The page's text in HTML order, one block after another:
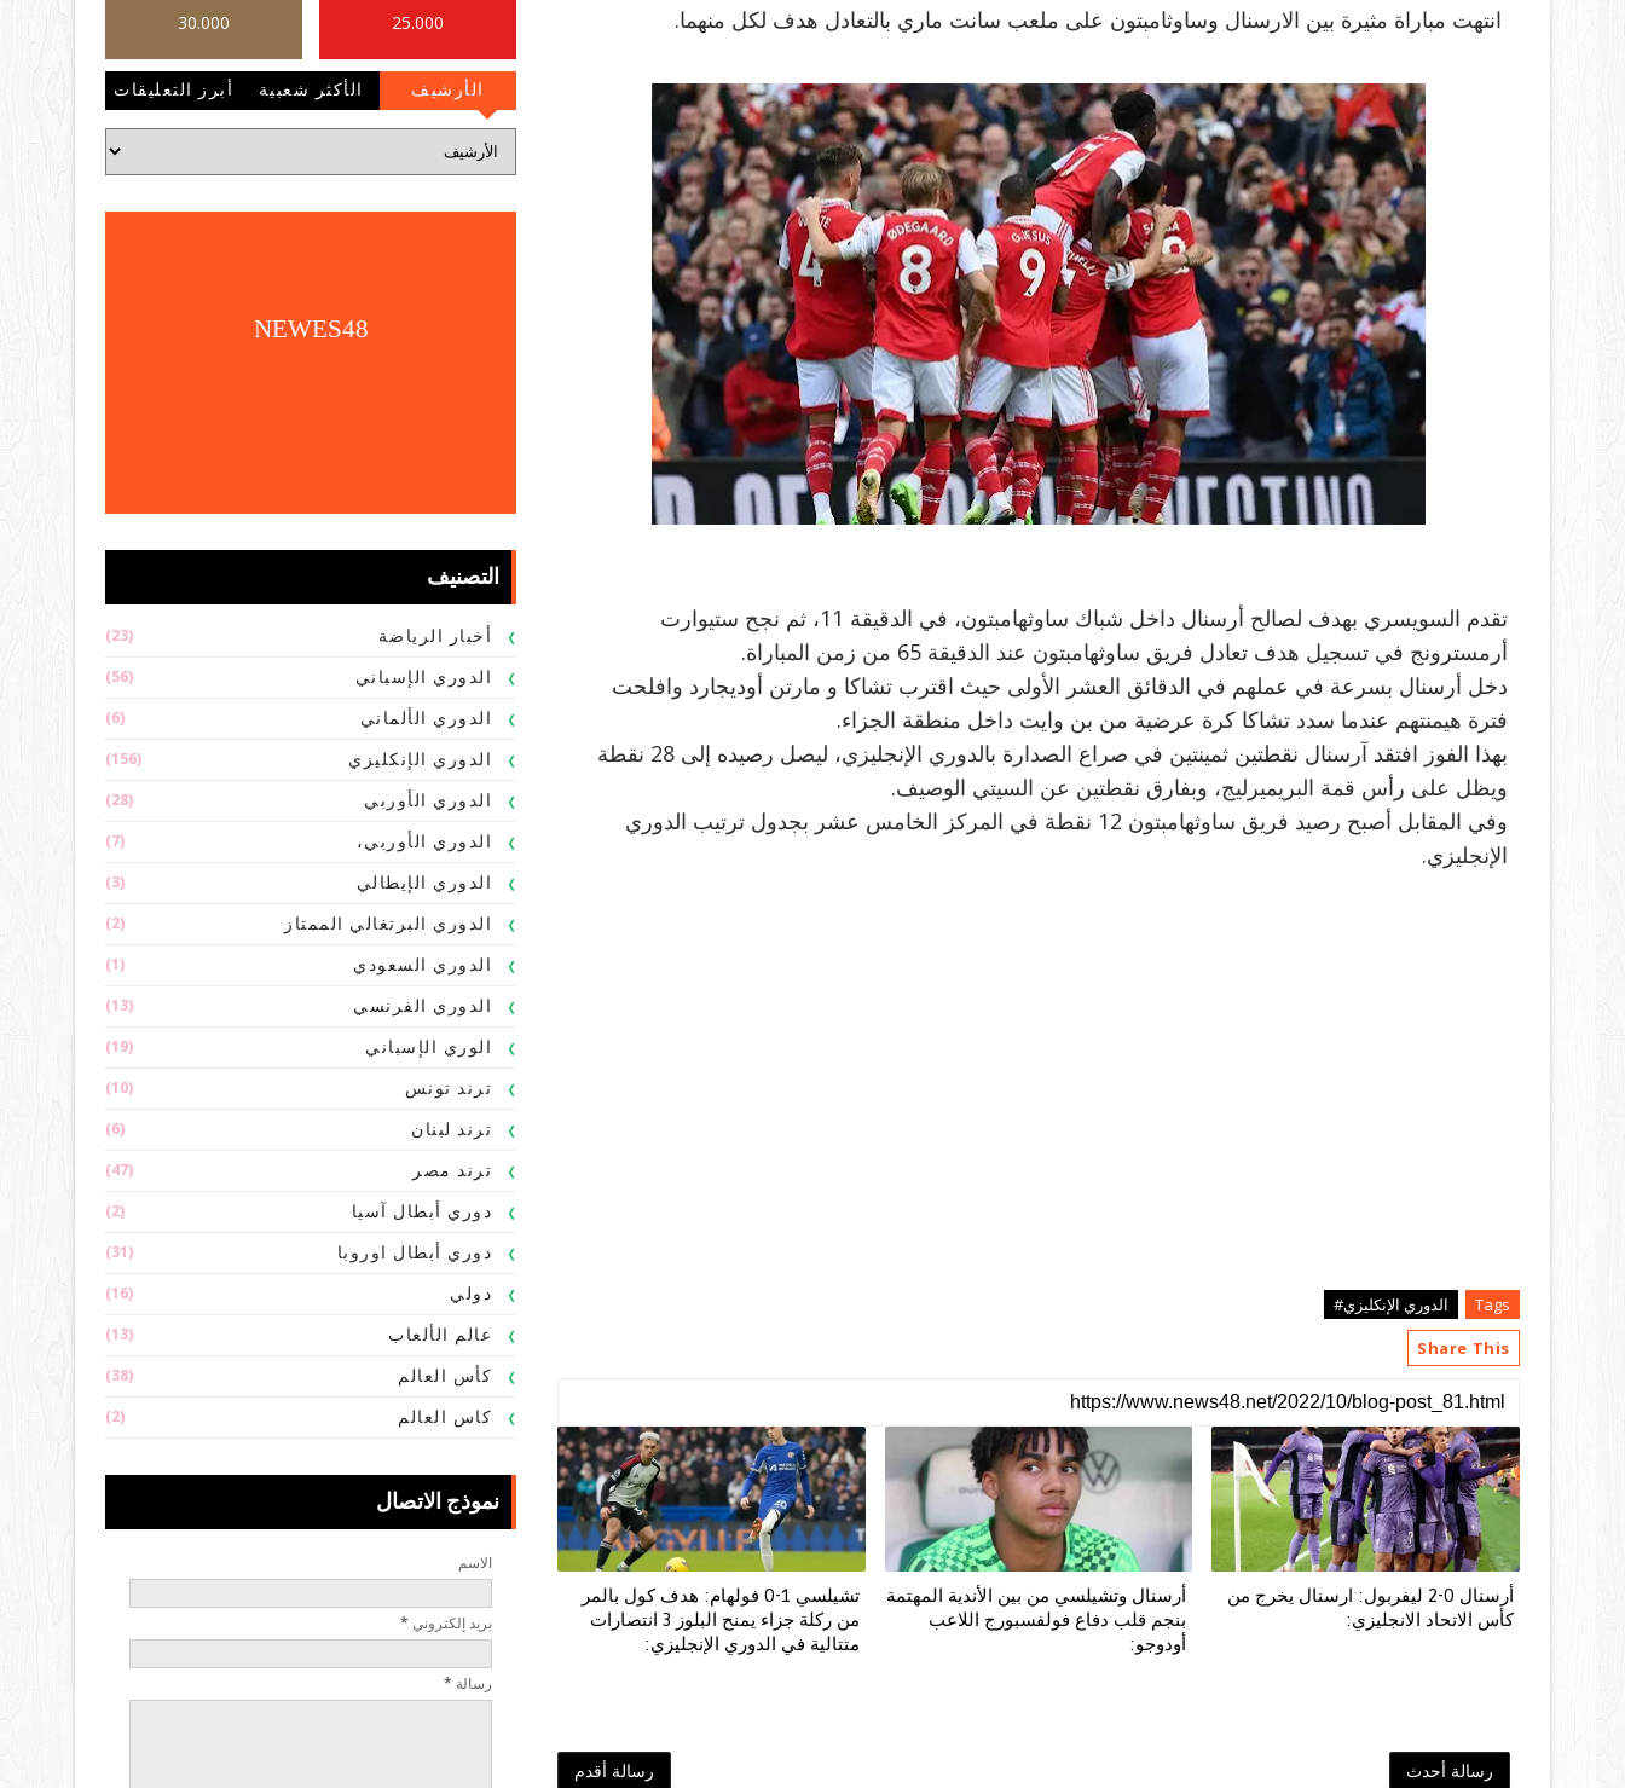
انتهت مباراة مثيرة بين الارسنال وساوثامبتون على ملعب سانت ماري بالتعادل هدف لكل منهما.
تقدم السويسري بهدف لصالح أرسنال داخل شباك ساوثهامبتون، في الدقيقة 11، ثم نجح ستيوارت
أرمسترونج في تسجيل هدف تعادل فريق ساوثهامبتون عند الدقيقة 65 من زمن المباراة.
دخل أرسنال بسرعة في عملهم في الدقائق العشر الأولى حيث اقترب تشاكا و مارتن أوديجارد وافلحت
فترة هيمنتهم عندما سدد تشاكا كرة عرضية من بن وايت داخل منطقة الجزاء.
بهذا الفوز افتقد آرسنال نقطتين ثمينتين في صراع الصدارة بالدوري الإنجليزي، ليصل رصيده إلى 28 نقطة
ويظل على رأس قمة البريميرليج، وبفارق نقطتين عن السيتي الوصيف.
وفي المقابل أصبح رصيد فريق ساوثهامبتون 12 نقطة في المركز الخامس عشر بجدول ترتيب الدوري
الإنجليزي.
Tags
الدوري الإنكليزي#
Share This
تشيلسي 1-0 فولهام: هدف كول بالمر
من ركلة جزاء يمنح البلوز 3 انتصارات
متتالية في الدوري الإنجليزي:
أرسنال وتشيلسي من بين الأندية المهتمة
بنجم قلب دفاع فولفسبورج اللاعب
أودوجو:
أرسنال 0-2 ليفربول: ارسنال يخرج من
كأس الاتحاد الانجليزي:
رسالة أحدث رسالة أقدم
25.000
30.000
الأرشيف الأكثر شعبية أبرز التعليقات
NEWES48
التصنيف
أخبار الرياضة (23)
الدوري الإسباني (56)
الدوري الألماني (6)
الدوري الإنكليزي (156)
الدوري الأوربي (28)
الدوري الأوربي، (7)
الدوري الإيطالي (3)
الدوري البرتغالي الممتاز (2)
الدوري السعودي (1)
الدوري الفرنسي (13)
الوري الإسباني (19)
ترند تونس (10)
ترند لبنان (6)
ترند مصر (47)
دوري أبطال آسيا (2)
دوري أبطال اوروبا (31)
دولي (16)
عالم الألعاب (13)
كأس العالم (38)
كاس العالم (2)
نموذج الاتصال
الاسم
بريد إلكتروني *
رسالة *